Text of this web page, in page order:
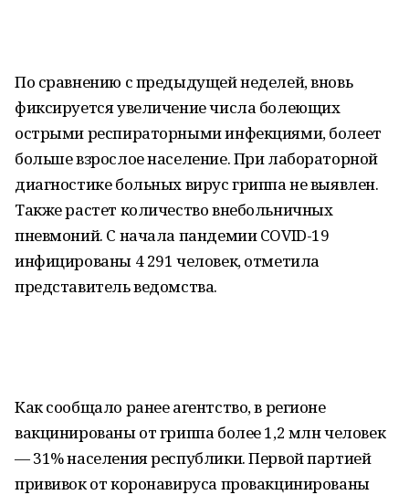
По сравнению с предыдущей неделей, вновь
фиксируется увеличение числа болеющих
острыми респираторными инфекциями, болеет
больше взрослое население. При лабораторной
диагностике больных вирус гриппа не выявлен.
Также растет количество внебольничных
пневмоний. С начала пандемии COVID-19
инфицированы 4 291 человек, отметила
представитель ведомства.
Как сообщало ранее агентство, в регионе
вакцинированы от гриппа более 1,2 млн человек
— 31% населения республики. Первой партией
прививок от коронавируса провакцинированы